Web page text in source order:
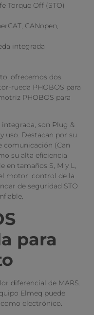
Torque Off (STO)
CANopen,
integrada
ofrecemos dos
rueda PHOBOS para
PHOBOS para
son Plug &
uso. Destacan por su
(Can
su alta eficiencia
en tamaños S, M y L,
motor, control de la
de seguridad STO
para
diferencial de MARS.
Elmeq puede
electrónico.